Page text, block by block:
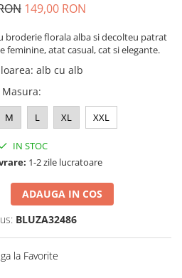
149,00 RON
broderie florala alba si decolteu patrat
atat casual, cat si elegante.
: alb cu alb
Masura:
M L XL XXL
IN STOC
1-2 zile lucratoare
ADAUGA IN COS
BLUZA32486
la Favorite